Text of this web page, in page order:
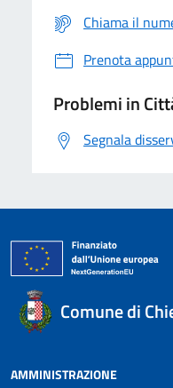
Chiama il
Prenota
Problemi in
Segnala
Comune di
AMMINISTRAZIONE